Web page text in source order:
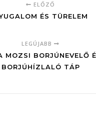
ELŐZŐ
ÉS TÜRELEM
LEGÚJABB
MOZSI BORJÚNEVELŐ
BORJÚHÍZLALÓ TÁP